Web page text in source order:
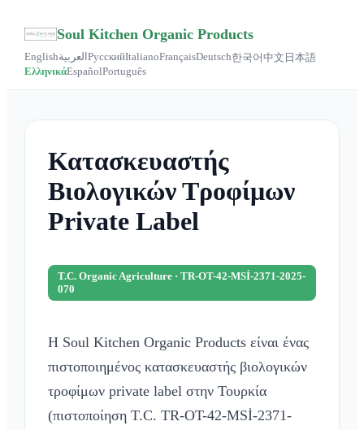
Soul Kitchen Organic Products
Englishالعربية РусскийItalianoFrançaisDeutsch한국어中文 日本語
ΕλληνικάEspañolPortuguês
Κατασκευαστής
Βιολογικών Τροφίμων
Private Label
T.C. Organic Agriculture · TR-OT-42-MSİ-2371-2025-
070
Η Soul Kitchen Organic Products είναι ένας
πιστοποιημένος κατασκευαστής βιολογικών
τροφίμων private label στην Τουρκία
(πιστοποίηση T.C. TR-OT-42-MSİ-2371-